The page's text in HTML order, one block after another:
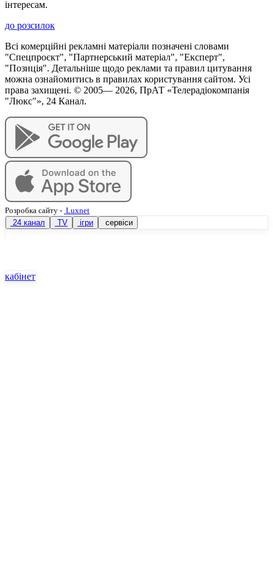
інтересам.
до розсилок
Всі комерційні рекламні матеріали позначені словами
"Спецпроєкт", "Партнерський матеріал", "Експерт",
"Позиція". Детальніше щодо реклами та правил цитування
можна ознайомитись в правилах користування сайтом. Усі
права захищені. © 2005— 2026, ПрАТ «Телерадіокомпанія
"Люкс"», 24 Канал.
Розробка сайту - Luxnet
24 канал
TV ігри сервіси
кабінет